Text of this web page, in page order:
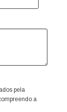
pela
a